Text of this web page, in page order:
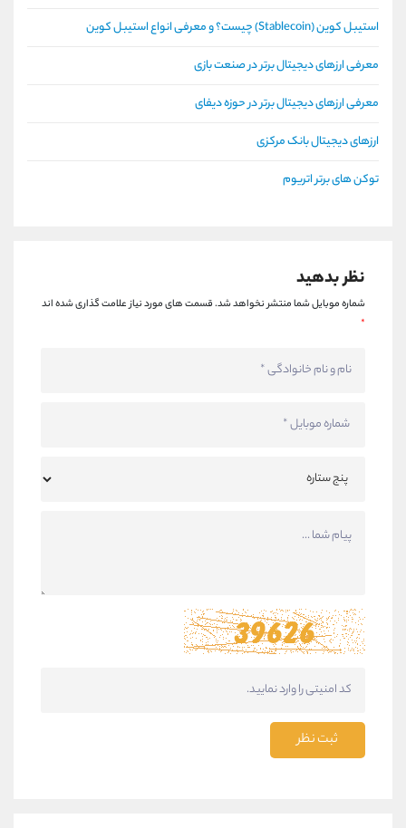
استیبل کوین (Stablecoin) چیست؟ و معرفی انواع استیبل کوین
معرفی ارزهای دیجیتال برتر در صنعت بازی
معرفی ارزهای دیجیتال برتر در حوزه دیفای
ارزهای دیجیتال بانک مرکزی
توکن های برتر اتریوم
نظر بدهید
شماره موبایل شما منتشر نخواهد شد.قسمت های مورد نیاز علامت گذاری شده اند
*
ثبت نظر